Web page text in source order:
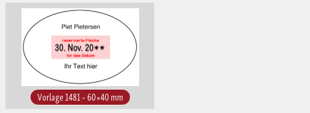
Vorlage 1481 – 60×40 mm